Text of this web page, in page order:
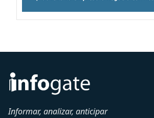
Informar, analizar, anticipar